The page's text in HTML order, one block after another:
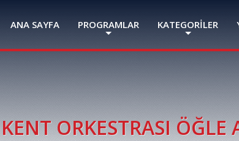
ANA SAYFA PROGRAMLAR KATEGORİLER
KENT ORKESTRASI ÖĞLE